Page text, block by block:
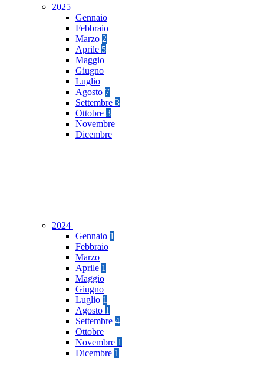
2025
Gennaio
Febbraio
Marzo 2
Aprile 5
Maggio
Giugno
Luglio
Agosto 7
Settembre 3
Ottobre 3
Novembre
Dicembre
2024
Gennaio 1
Febbraio
Marzo
Aprile 1
Maggio
Giugno
Luglio 1
Agosto 1
Settembre 4
Ottobre
Novembre 1
Dicembre 1